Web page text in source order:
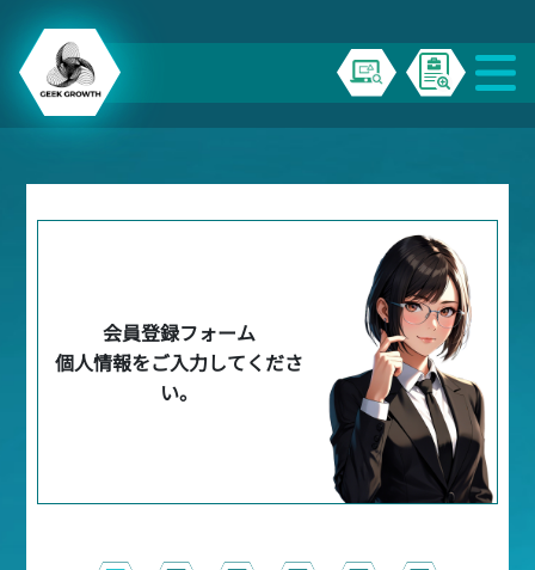
会員登録フォーム
個人情報をご入力してくださ
い。